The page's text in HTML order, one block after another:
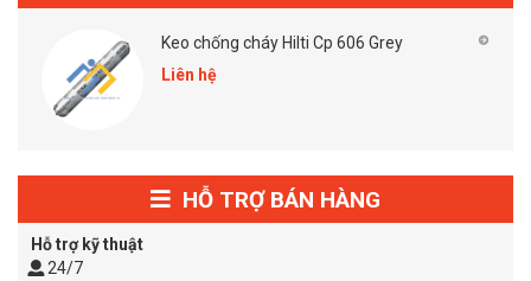
Keo chống cháy Hilti Cp 606 Grey
Liên hệ
HỖ TRỢ BÁN HÀNG
Hỗ trợ kỹ thuật
24/7